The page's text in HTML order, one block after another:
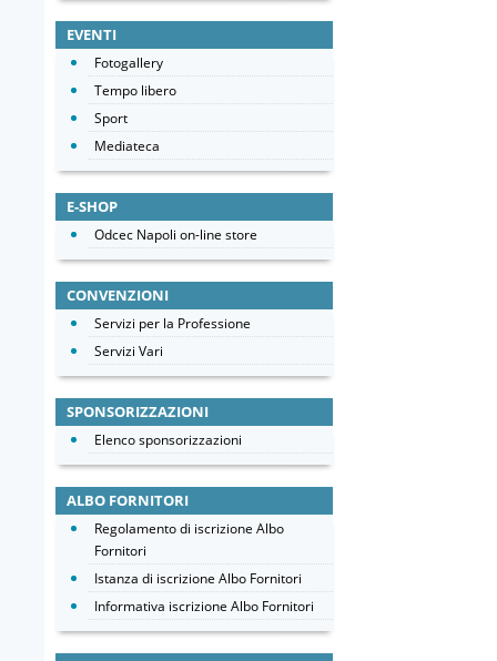
EVENTI
Fotogallery
Tempo libero
Sport
Mediateca
E-SHOP
Odcec Napoli on-line store
CONVENZIONI
Servizi per la Professione
Servizi Vari
SPONSORIZZAZIONI
Elenco sponsorizzazioni
ALBO FORNITORI
Regolamento di iscrizione Albo
Fornitori
Istanza di iscrizione Albo Fornitori
Informativa iscrizione Albo Fornitori